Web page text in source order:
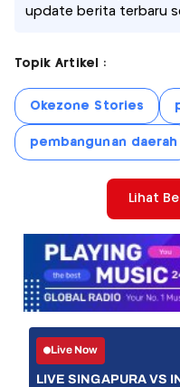
update berita terbaru
Topik Artikel :
Okezone Stories
pembangunan daerah
Lihat
Live Now
LIVE SINGAPURA VS